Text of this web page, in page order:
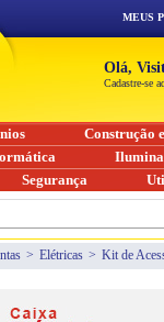
> Elétricas > Kit de
MEUS
Olá,
Cadastre-se
Construção
Segurança